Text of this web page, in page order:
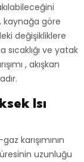
kaynağa göre
değişikliklere
ve yatak
, akışkan
Isı
karışımının
uzunluğu